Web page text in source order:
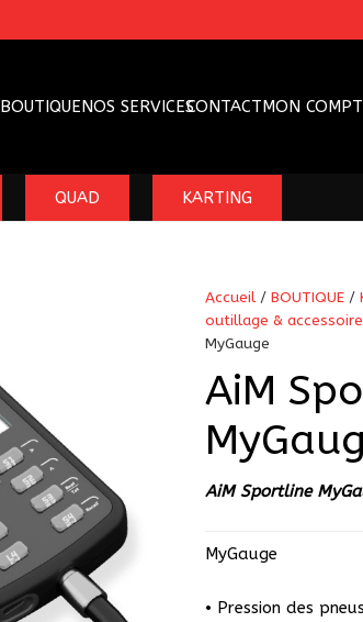
BOUTIQUENOS SERVICESCONTACTMON
QUAD KARTING
Accueil/BOUTIQUE /
outillage &
MyGauge
AiM
AiM Sportline
MyGauge
• Pression des pneus